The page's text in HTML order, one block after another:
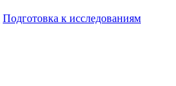
Подготовка к исследованиям